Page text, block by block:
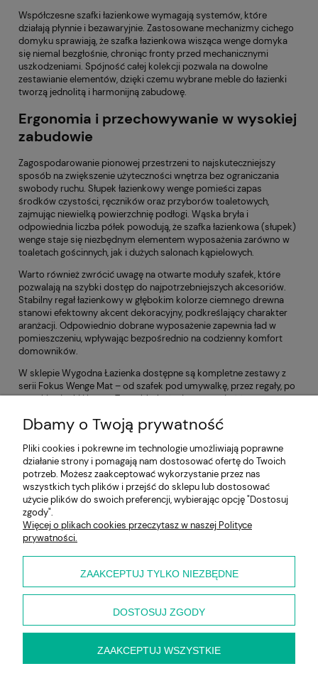
Współczesne szafki łazienkowe wymagają systemów, które
działają płynnie i bezawaryjnie. Zastosowane mechanizmy cichego
domyku sprawiają, że szafka łazienkowa wisząca wenge domyka
się niemal bezgłośnie, chroniąc fronty przed mechanicznymi
uszkodzeniami. Spójność całej kolekcji pozwala na dowolne
zestawianie elementów, dzięki czemu wybrane meble do łazienki
tworzą jednolitą i harmonijną zabudowę.
Ergonomia i przechowywanie w wysokiej
zabudowie
Zagospodarowanie pionowej przestrzeni to najskuteczniejszy
sposób na zwiększenie użyteczności wnętrza bez ograniczania
swobody ruchu. Słupek łazienkowy wenge pomieści zapas
środków czystości, ręczników oraz przyborów toaletowych,
zajmując niewielką powierzchnię podłogi. Wąska bryła i
odpowiednia liczba półek powodują, że szafka łazienkowa (słupek)
wenge staje się niezbędnym elementem wyposażenia zarówno w
toaletach gościnnych, jak i dużych salonach kąpielowych.
Warto również zwrócić uwagę na otwarte moduły szafek, które
pozwalają na szybki dostęp do najpotrzebniejszych akcesoriów.
Stabilny regał łazienkowy w głębokim kolorze ciemnego drewna
stanowi efektowny akcent dekoracyjny, podkreślający charakter
aranżacji. Odpowiednio dobrane wyposażenie zapewnia ład w
pomieszczeniu, wpływając bezpośrednio na codzienny komfort
domowników.
W sklepie Wygodna Łazienka dostępne są kompletne zestawy z
serii Fokus Wenge Mat – od szafek pod umywalkę, przez regały, po
wysokie słupki i lustra. To meble, które łączą trwałość z
przestrzeń. Wybierz zestaw dopasowany do Twojej łazienki i ciesz
się eleganckim wyglądem, który nie traci uroku mimo upływu lat.
Pomoc
Moje konto
Płatności i dostawa
Dbamy o Twoją prywatność
Pliki cookies i pokrewne im technologie umożliwiają poprawne
działanie strony i pomagają nam dostosować ofertę do Twoich
potrzeb. Możesz zaakceptować wykorzystanie przez nas
wszystkich tych plików i przejść do sklepu lub dostosować
użycie plików do swoich preferencji, wybierając opcję "Dostosuj
zgody".
Więcej o plikach cookies przeczytasz w naszej Polityce
prywatności.
ZAAKCEPTUJ TYLKO NIEZBĘDNE
DOSTOSUJ ZGODY
ZAAKCEPTUJ WSZYSTKIE